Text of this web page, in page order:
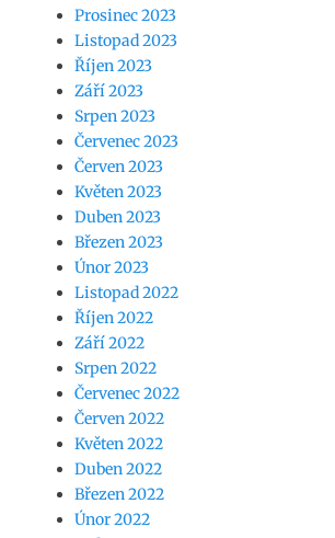
Prosinec 2023
Listopad 2023
Říjen 2023
Září 2023
Srpen 2023
Červenec 2023
Červen 2023
Květen 2023
Duben 2023
Březen 2023
Únor 2023
Listopad 2022
Říjen 2022
Září 2022
Srpen 2022
Červenec 2022
Červen 2022
Květen 2022
Duben 2022
Březen 2022
Únor 2022